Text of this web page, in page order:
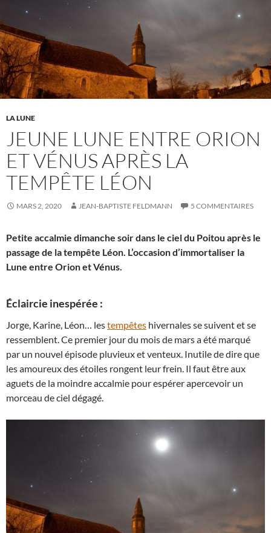
LA LUNE
JEUNE LUNE ENTRE ORION
ET VÉNUS APRÈS LA
TEMPÊTE LÉON
MARS 2, 2020 JEAN-BAPTISTE FELDMANN 5 COMMENTAIRES
Petite accalmie dimanche soir dans le ciel du Poitou après le
passage de la tempête Léon. L’occasion d’immortaliser la
Lune entre Orion et Vénus.
Éclaircie inespérée :
Jorge, Karine, Léon… lestempêtes hivernales se suivent et se
ressemblent. Ce premier jour du mois de mars a été marqué
par un nouvel épisode pluvieux et venteux. Inutile de dire que
les amoureux des étoiles rongent leur frein. Il faut être aux
aguets de la moindre accalmie pour espérer apercevoir un
morceau de ciel dégagé.